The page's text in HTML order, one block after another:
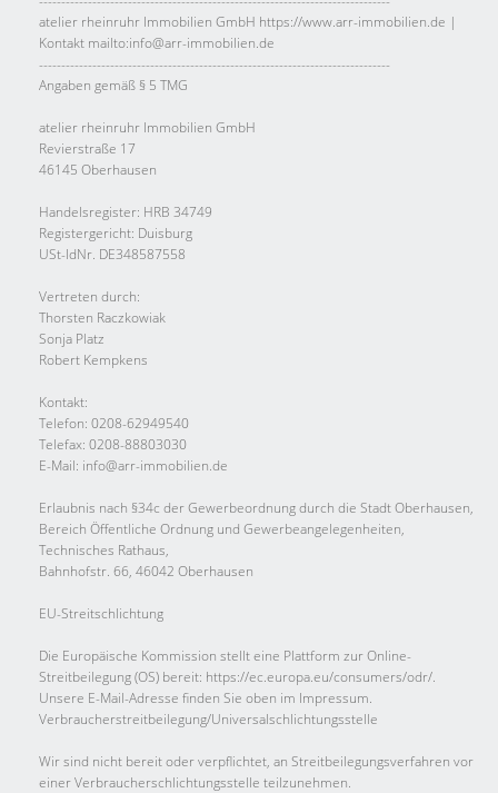
atelier rheinruhr Immobilien GmbH https://www.arr-immobilien.de |
Kontakt mailto:info@arr-immobilien.de
-------------------------------------------------------------------------------
Angaben gemäß § 5 TMG
atelier rheinruhr Immobilien GmbH
Revierstraße 17
46145 Oberhausen
Handelsregister: HRB 34749
Registergericht: Duisburg
USt-IdNr. DE348587558
Vertreten durch:
Thorsten Raczkowiak
Sonja Platz
Robert Kempkens
Kontakt:
Telefon: 0208-62949540
Telefax: 0208-88803030
E-Mail: info@arr-immobilien.de
Erlaubnis nach §34c der Gewerbeordnung durch die Stadt Oberhausen,
Bereich Öffentliche Ordnung und Gewerbeangelegenheiten,
Technisches Rathaus,
Bahnhofstr. 66, 46042 Oberhausen
EU-Streitschlichtung
Die Europäische Kommission stellt eine Plattform zur Online-
Streitbeilegung (OS) bereit: https://ec.europa.eu/consumers/odr/.
Unsere E-Mail-Adresse finden Sie oben im Impressum.
Verbraucher­streit­beilegung/Universal­schlichtungs­stelle
Wir sind nicht bereit oder verpflichtet, an Streitbeilegungsverfahren vor
einer Verbraucherschlichtungsstelle teilzunehmen.